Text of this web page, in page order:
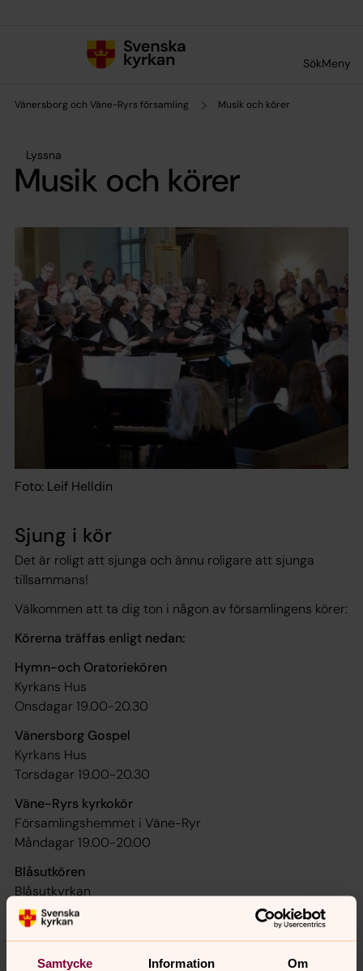
Samtycke Information Om
SökMeny
Vänersborg och Väne-Ryrs församling Musik och körer
Lyssna
Musik och körer
Foto: Leif Helldin
Sjung i kör
Det är roligt att sjunga och ännu roligare att sjunga
tillsammans!
Välkommen att ta dig ton i någon av församlingens körer:
Körerna träffas enligt nedan:
Hymn-och Oratoriekören
Kyrkans Hus
Onsdagar 19.00-20.30
Vänersborg Gospel
Kyrkans Hus
Torsdagar 19.00-20.30
Väne-Ryrs kyrkokör
Församlingshemmet i Väne-Ryr
Måndagar 19.00-20.00
Blåsutkören
Blåsutkyrkan
Tisdagar 18.30-20